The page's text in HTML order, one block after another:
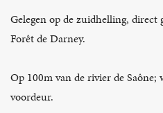
Gelegen op de zuidhelling,
Forêt de Darney.
Op 100m van de rivier de
voordeur.